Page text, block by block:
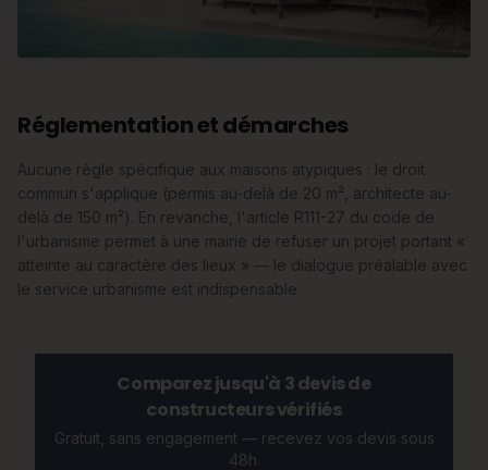
Réglementation et démarches
Aucune règle spécifique aux maisons atypiques : le droit
commun s'applique (permis au-delà de 20 m², architecte au-
delà de 150 m²). En revanche, l'article R111-27 du code de
l'urbanisme permet à une mairie de refuser un projet portant «
atteinte au caractère des lieux » — le dialogue préalable avec
le service urbanisme est indispensable.
Comparez jusqu'à 3 devis de
constructeurs vérifiés
Gratuit, sans engagement — recevez vos devis sous
48h.